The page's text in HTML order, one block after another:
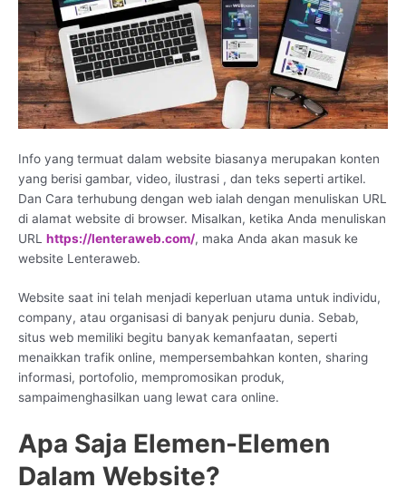
Info yang termuat dalam website biasanya merupakan konten
yang berisi gambar, video, ilustrasi , dan teks seperti artikel.
Dan Cara terhubung dengan web ialah dengan menuliskan URL
di alamat website di browser. Misalkan, ketika Anda menuliskan
URL https://lenteraweb.com/, maka Anda akan masuk ke
website Lenteraweb.
Website saat ini telah menjadi keperluan utama untuk individu,
company, atau organisasi di banyak penjuru dunia. Sebab,
situs web memiliki begitu banyak kemanfaatan, seperti
menaikkan trafik online, mempersembahkan konten, sharing
informasi, portofolio, mempromosikan produk,
sampaimenghasilkan uang lewat cara online.
Apa Saja Elemen-Elemen
Dalam Website?